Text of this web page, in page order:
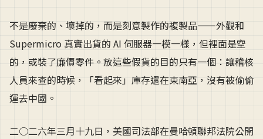
不是廢棄的、壞掉的，而是刻意製作的複製品——外觀和
Supermicro 真實出貨的 AI 伺服器一模一樣，但裡面是空
的，或裝了廉價零件。放這些假貨的目的只有一個：讓稽核
人員來查的時候，「看起來」庫存還在東南亞，沒有被偷偷
運去中國。
二○二六年三月十九日，美國司法部在曼哈頓聯邦法院公開